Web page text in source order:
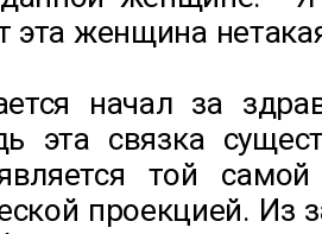
эта женщина
начал за
эта связка
той
проекцией. Из